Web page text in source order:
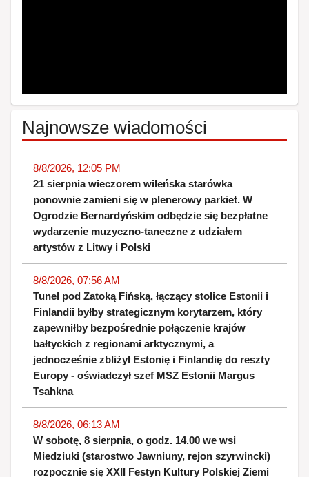
Najnowsze wiadomości
8/8/2026, 12:05 PM
21 sierpnia wieczorem wileńska starówka
ponownie zamieni się w plenerowy parkiet. W
Ogrodzie Bernardyńskim odbędzie się bezpłatne
wydarzenie muzyczno-taneczne z udziałem
artystów z Litwy i Polski
8/8/2026, 07:56 AM
Tunel pod Zatoką Fińską, łączący stolice Estonii i
Finlandii byłby strategicznym korytarzem, który
zapewniłby bezpośrednie połączenie krajów
bałtyckich z regionami arktycznymi, a
jednocześnie zbliżył Estonię i Finlandię do reszty
Europy - oświadczył szef MSZ Estonii Margus
Tsahkna
8/8/2026, 06:13 AM
W sobotę, 8 sierpnia, o godz. 14.00 we wsi
Miedziuki (starostwo Jawniuny, rejon szyrwincki)
rozpocznie się XXII Festyn Kultury Polskiej Ziemi